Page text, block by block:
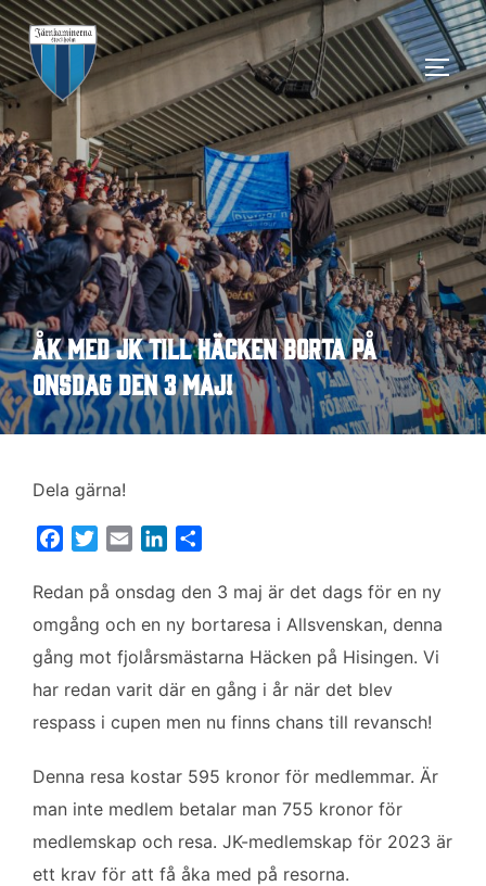
Hoppa
till
innehåll
SLÅ
Åk med JK till Häcken borta på
onsdag den 3 maj!
Dela gärna!
c
e
b
o
o
k
i
t
e
r
a
i
n
k
d
I
n
l
a
Redan på onsdag den 3 maj är det dags för en ny
omgång och en ny bortaresa i Allsvenskan, denna
gång mot fjolårsmästarna Häcken på Hisingen. Vi
har redan varit där en gång i år när det blev
respass i cupen men nu finns chans till revansch!
Denna resa kostar 595 kronor för medlemmar. Är
man inte medlem betalar man 755 kronor för
medlemskap och resa. JK-medlemskap för 2023 är
ett krav för att få åka med på resorna.